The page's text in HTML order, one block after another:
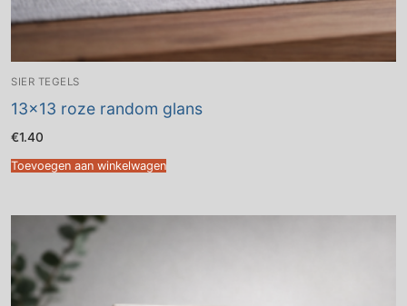
SIER TEGELS
13×13 roze random glans
€1.40
Toevoegen aan winkelwagen